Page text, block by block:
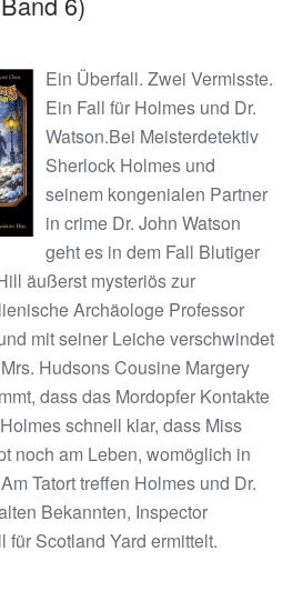
Ein Überfall. Zwei Vermisste.
Ein Fall für Holmes und Dr.
Watson.Bei Meisterdetektiv
Sherlock Holmes und
seinem kongenialen Partner
in crime Dr. John Watson
geht es in dem Fall Blutiger
äußerst mysteriös zur
Archäologe Professor
mit seiner Leiche verschwindet
Hudsons Cousine Margery
dass das Mordopfer Kontakte
schnell klar, dass Miss
noch am Leben, womöglich in
Tatort treffen Holmes und Dr.
Bekannten, Inspector
für Scotland Yard ermittelt.